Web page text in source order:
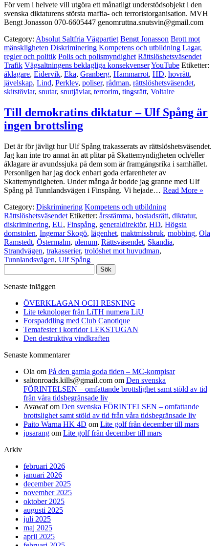
För vem i helvete vill utgöra ett månatligt understödsobjekt i den
svenska diktaturens största maffia- och terroristorganisation. MVH
Bengt Jonasson 070-6605447 genomruttna.snutsvin@gmail.com
Category: Absolut Saltfria Vägpartiet Bengt Jonasson Brott mot
mänskligheten Diskriminering Kompetens och utbildning Lagar,
regler och politik Polis och polismyndighet Rättslöshetsväsendet
Trafik Vägsaltningens beklagliga konsekvenserYouTube Etiketter:
åklagare, Eidervik, Eka, Granberg, Hammarrot, HD, hovrätt,
jävelskap, Lind, Perklev, poliser, rådman, rättslöshetsväsendet,
skitstövlar, snutar, snutjävlar, terrorim, tingsrätt, Voltaire
Till demokratins diktatur – Ulf Spång är
ingen brottsling
Det är för jävligt hur Ulf Spång trakasserats av rättslöshetsväsendet.
Jag kan inte tro annat än att plitar på Skattemyndigheten och/eller
åklagare är avundssjuka på dem som är framgångsrika i samhället.
Personligen har jag dock enbart goda erfarenheter av
Skattemyndigheten. Under många år bodde jag granne med Ulf
Spång på Tunnlandsvägen i Finspång. Vi hejade… Read More »
Category: Diskriminering Kompetens och utbildning
Rättslöshetsväsendet Etiketter: årsstämma, bostadsrätt, diktatur,
diskriminering, EU, Finspång, generaldirektör, HD, Högsta
domstolen, Ingemar Skogö, lägenhet, maktmissbruk, mobbing, Ola
Ramstedt, Östermalm, plenum, Rättsväsendet, Skandia,
Strandvägen, trakasserier, trolöshet mot huvudman,
Tunnlandsvägen, Ulf Spång
efter:
Senaste inläggen
ÖVERKLAGAN OCH RESNING
Lite teknologer från LiTH numera LiU
Forspaddling med Club Canotique
Temafester i korridor LEKSTUGAN
Den destruktiva vindkraften
Senaste kommentarer
Ola om På den gamla goda tiden – MC-kompisar
saltonroads.kills@gmail.com om Den svenska
FÖRINTELSEN – omfattande brottslighet samt stöld av tid
från våra tidsbegränsade liv
Avawafom Den svenska FÖRINTELSEN – omfattande
brottslighet samt stöld av tid från våra tidsbegränsade liv
Paito Warna HK 4D om Lite golf från december till mars
jpsarang om Lite golf från december till mars
Arkiv
februari 2026
januari 2026
december 2025
november 2025
oktober 2025
augusti 2025
juli 2025
maj 2025
april 2025